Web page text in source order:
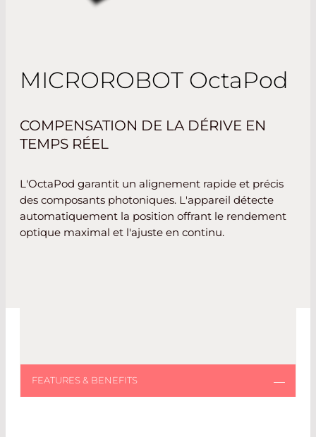
MICROROBOT OctaPod
COMPENSATION DE LA DÉRIVE EN
TEMPS RÉEL
L'OctaPod garantit un alignement rapide et précis
des composants photoniques. L'appareil détecte
automatiquement la position offrant le rendement
optique maximal et l'ajuste en continu.